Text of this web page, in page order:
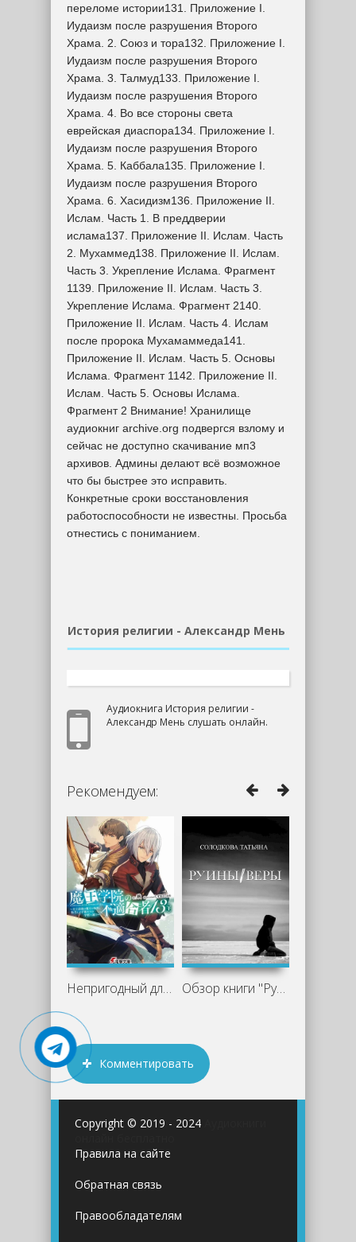
переломе истории131. Приложение I.
Иудаизм после разрушения Второго
Храма. 2. Союз и тора132. Приложение I.
Иудаизм после разрушения Второго
Храма. 3. Талмуд133. Приложение I.
Иудаизм после разрушения Второго
Храма. 4. Во все стороны света
еврейская диаспора134. Приложение I.
Иудаизм после разрушения Второго
Храма. 5. Каббала135. Приложение I.
Иудаизм после разрушения Второго
Храма. 6. Хасидизм136. Приложение II.
Ислам. Часть 1. В преддверии
ислама137. Приложение II. Ислам. Часть
2. Мухаммед138. Приложение II. Ислам.
Часть 3. Укрепление Ислама. Фрагмент
1139. Приложение II. Ислам. Часть 3.
Укрепление Ислама. Фрагмент 2140.
Приложение II. Ислам. Часть 4. Ислам
после пророка Мухамаммеда141.
Приложение II. Ислам. Часть 5. Основы
Ислама. Фрагмент 1142. Приложение II.
Ислам. Часть 5. Основы Ислама.
Фрагмент 2 Внимание! Хранилище
аудиокниг archive.org подвергся взлому и
сейчас не доступно скачивание мп3
архивов. Админы делают всё возможное
что бы быстрее это исправить.
Конкретные сроки восстановления
работоспособности не известны. Просьба
отнестись с пониманием.
История религии - Александр Мень
Аудиокнига История религии -
Александр Мень слушать онлайн.
Рекомендуем:
Непригодный для Академии Владыки Обзор книги "Руины веры" Татьяна
Комментировать
Copyright © 2019 - 2024
Правила на сайте
Обратная связь
Правообладателям